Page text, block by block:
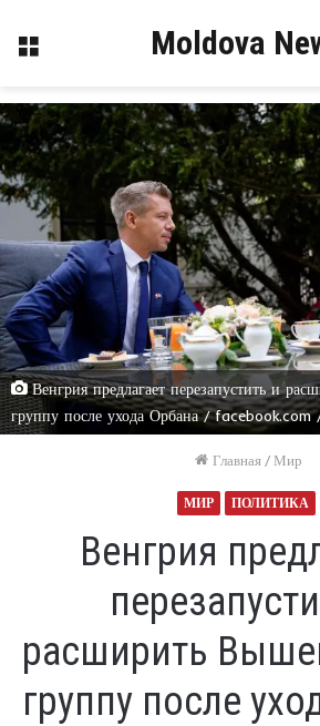
Меню Moldova
Венгрия предлагает перезапустить и
группу после ухода Орбана /
Главная / Мир
МИР ПОЛИТИКА
Венгрия
расширить
группу после